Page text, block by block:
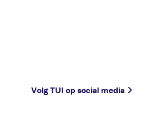
Volg TUI op social media